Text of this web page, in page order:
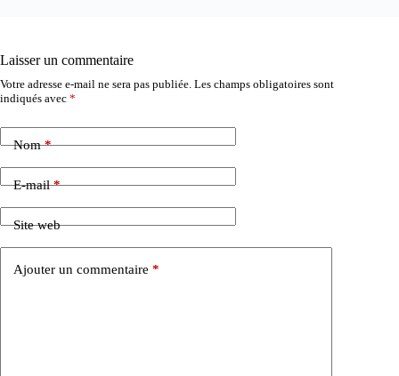
Laisser un commentaire
Votre adresse e-mail ne sera pas publiée. Les champs obligatoires sont
indiqués avec *
Nom*
E-mail*
Site web
Ajouter un commentaire *